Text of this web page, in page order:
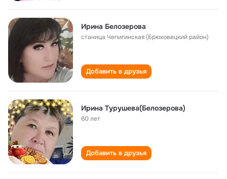
Ирина Белозерова
станица Чепигинская (Брюховецкий район)
Добавить в друзья
Ирина Турушева(Белозерова)
60 лет
Добавить в друзья